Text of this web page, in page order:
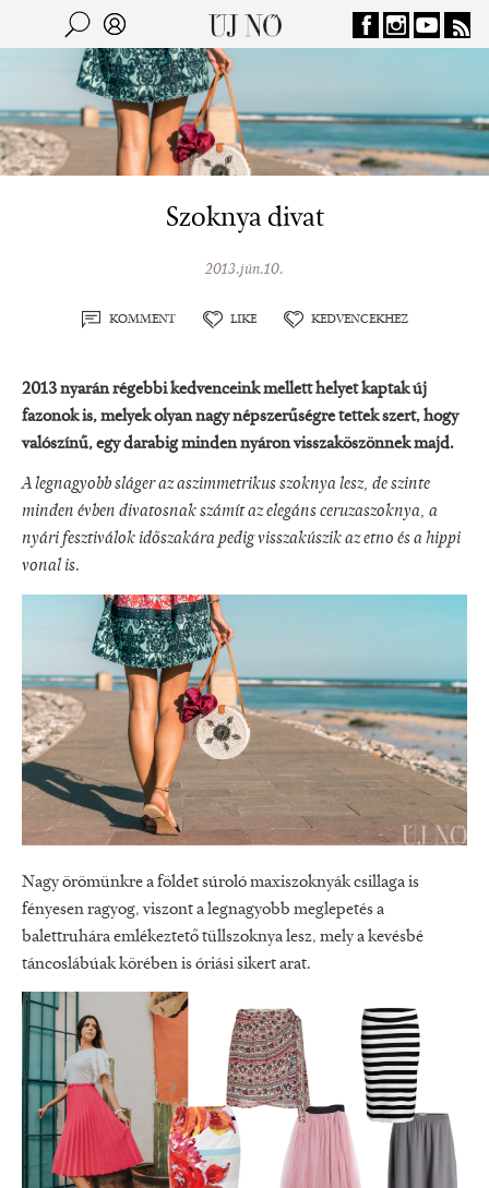
Jump to navigation
Kereső
Szoknya divat
2013.jún.10.
KOMMENT LIKE KEDVENCEKHEZ
2013 nyarán régebbi kedvenceink mellett helyet kaptak új
fazonok is, melyek olyan nagy népszerűségre tettek szert, hogy
valószínű, egy darabig minden nyáron visszaköszönnek majd.
A legnagyobb sláger az aszimmetrikus szoknya lesz, de szinte
minden évben divatosnak számít az elegáns ceruzaszoknya, a
nyári fesztiválok időszakára pedig visszakúszik az etno és a hippi
vonal is.
Nagy örömünkre a földet súroló maxiszoknyák csillaga is
fényesen ragyog, viszont a legnagyobb meglepetés a
balettruhára emlékeztető tüllszoknya lesz, mely a kevésbé
táncoslábúak körében is óriási sikert arat.